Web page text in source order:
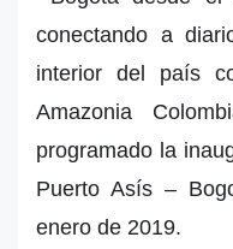
conectando a
interior del país
Amazonia
programado la
Puerto Asís –
enero de 2019.